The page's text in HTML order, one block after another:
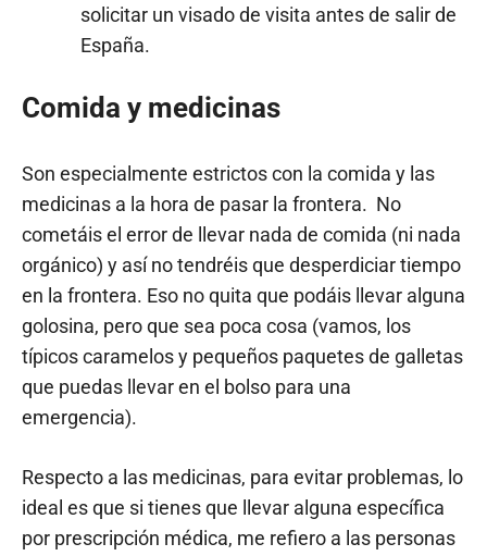
solicitar un visado de visita antes de salir de
España.
Comida y medicinas
Son especialmente estrictos con la comida y las
medicinas a la hora de pasar la frontera. No
cometáis el error de llevar nada de comida (ni nada
orgánico) y así no tendréis que desperdiciar tiempo
en la frontera. Eso no quita que podáis llevar alguna
golosina, pero que sea poca cosa (vamos, los
típicos caramelos y pequeños paquetes de galletas
que puedas llevar en el bolso para una
emergencia).
Respecto a las medicinas, para evitar problemas, lo
ideal es que si tienes que llevar alguna específica
por prescripción médica, me refiero a las personas